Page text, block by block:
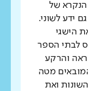
הנקרא של
ידע לשוני.
הישגי
לבתי הספר
והרקע
מטה
ואת